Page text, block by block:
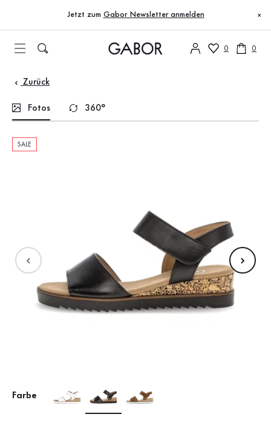
Zum Inhaltsverzeichnis
Zur Hauptnavigation
Jetzt zum Gabor Newsletter anmelden ×
0 0
Zurück
Fotos 360°
SALE
Farbe